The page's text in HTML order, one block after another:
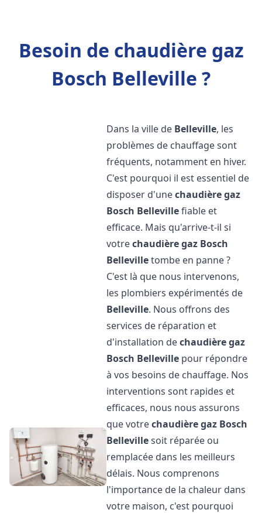
Besoin de chaudière gaz
Bosch Belleville ?
Dans la ville de Belleville, les
problèmes de chauffage sont
fréquents, notamment en hiver.
C'est pourquoi il est essentiel de
disposer d'unechaudière gaz
Bosch Bellevillefiable et
efficace. Mais qu'arrive-t-il si
votrechaudière gaz Bosch
Bellevilletombe en panne ?
C'est là que nous intervenons,
les plombiers expérimentés de
Belleville. Nous offrons des
services de réparation et
d'installation dechaudière gaz
Bosch Belleville pour répondre
à vos besoins de chauffage. Nos
interventions sont rapides et
efficaces, nous nous assurons
que votrechaudière gaz Bosch
Bellevillesoit réparée ou
remplacée dans les meilleurs
délais. Nous comprenons
l'importance de la chaleur dans
votre maison, c'est pourquoi